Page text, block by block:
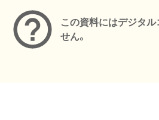
この資料にはデジタ
せん。